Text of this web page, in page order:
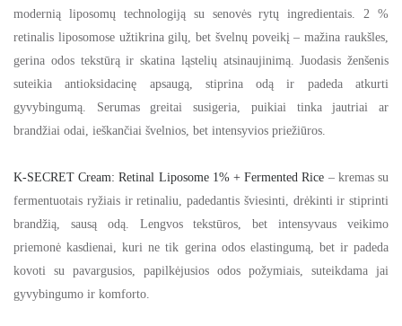
modernią liposomų technologiją su senovės rytų ingredientais. 2 %
retinalis liposomose užtikrina gilų, bet švelnų poveikį – mažina raukšles,
gerina odos tekstūrą ir skatina ląstelių atsinaujinimą. Juodasis ženšenis
suteikia antioksidacinę apsaugą, stiprina odą ir padeda atkurti
gyvybingumą. Serumas greitai susigeria, puikiai tinka jautriai ar
brandžiai odai, ieškančiai švelnios, bet intensyvios priežiūros.
K-SECRET Cream: Retinal Liposome 1% + Fermented Rice – kremas su
fermentuotais ryžiais ir retinaliu, padedantis šviesinti, drėkinti ir stiprinti
brandžią, sausą odą. Lengvos tekstūros, bet intensyvaus veikimo
priemonė kasdienai, kuri ne tik gerina odos elastingumą, bet ir padeda
kovoti su pavargusios, papilkėjusios odos požymiais, suteikdama jai
gyvybingumo ir komforto.